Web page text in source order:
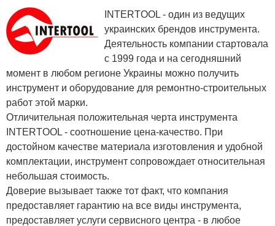
INTERTOOL - один из ведущих
украинских брендов инструмента.
Деятельность компании стартовала
с 1999 года и на сегодняшний
момент в любом регионе Украины можно получить
инструмент и оборудование для ремонтно-строительных
работ этой марки.
Отличительная положительная черта инструмента
INTERTOOL - соотношение цена-качество. При
достойном качестве материала изготовления и удобной
комплектации, инструмент сопровождает относительная
небольшая стоимость.
Доверие вызывает также тот факт, что компания
предоставляет гарантию на все виды инструмента,
предоставляет услуги сервисного центра - в любое